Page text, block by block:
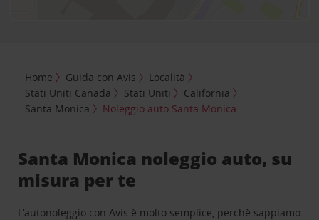
Home Guida con Avis
Località
Stati Uniti Canada
Stati Uniti
California
Santa Monica
Noleggio auto Santa Monica
Santa Monica noleggio auto, su
misura per te
L’autonoleggio con Avis è molto semplice, perchè sappiamo